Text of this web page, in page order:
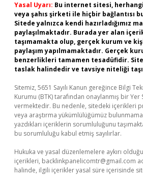
Yasal Uyarı: Bu internet sitesi,
veya şahıs şirketi ile hiçbir bağlantısı
Sitede yalnızca kendi hazırladığımız
paylaşılmaktadır. Burada yer alan
taşımamakta olup, gerçek kurum ve
paylaşım yapılmamaktadır. Gerçek
benzerlikleri tamamen tesadüfidir.
taslak halindedir ve tavsiye niteliği
Sitemiz, 5651 Sayılı Kanun gereğince Bilgi
Kurumu (BTK) tarafından onaylanmış bir Yer
vermektedir. Bu nedenle, sitedeki içerikleri
veya araştırma yükümlülüğümüz
yazdıkları içeriklerin sorumluluğunu
bu sorumluluğu kabul etmiş sayılırlar.
Hukuka ve yasal düzenlemelere aykırı
içerikleri, backlinkpanelicomtr@gmail.com
halinde, ilgili içerikler yasal süre içerisinde